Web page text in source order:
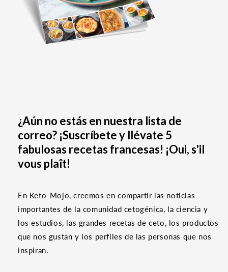
¿Aún no estás en nuestra lista de
correo? ¡Suscríbete y llévate 5
fabulosas recetas francesas! ¡Oui, s'il
vous plaît!
En Keto-Mojo, creemos en compartir las noticias
importantes de la comunidad cetogénica, la ciencia y
los estudios, las grandes recetas de ceto, los productos
que nos gustan y los perfiles de las personas que nos
inspiran.